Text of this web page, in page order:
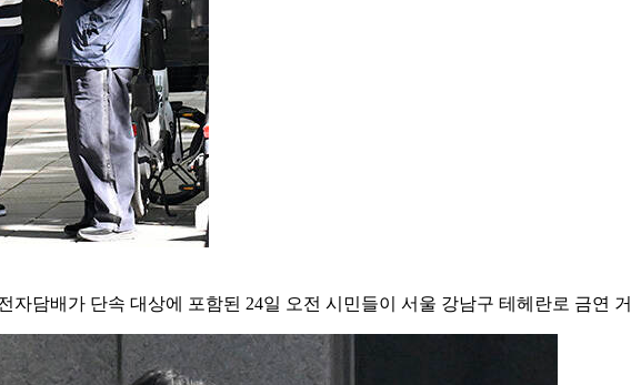
담배가 단속 대상에 포함된 24일 오전 시민들이 서울 강남구 테헤란로 금연